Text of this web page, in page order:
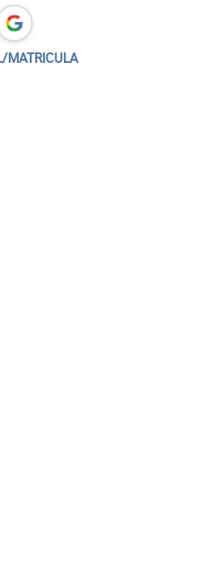
MATRICULA